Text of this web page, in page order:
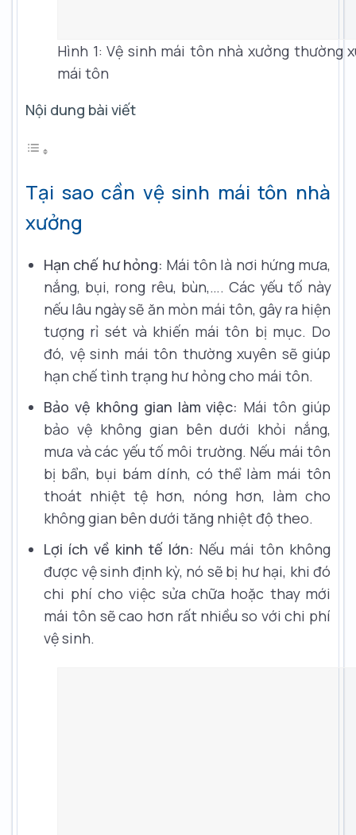
Hình 1: Vệ sinh mái tôn nhà xưởng
mái tôn
Nội dung bài viết
Tại sao cần vệ sinh mái tôn nhà
xưởng
Hạn chế hư hỏng: Mái tôn là nơi hứng mưa,
nắng, bụi, rong rêu, bùn,…. Các yếu tố này
nếu lâu ngày sẽ ăn mòn mái tôn, gây ra hiện
tượng rỉ sét và khiến mái tôn bị mục. Do
đó, vệ sinh mái tôn thường xuyên sẽ giúp
hạn chế tình trạng hư hỏng cho mái tôn.
Bảo vệ không gian làm việc: Mái tôn giúp
bảo vệ không gian bên dưới khỏi nắng,
mưa và các yếu tố môi trường. Nếu mái tôn
bị bẩn, bụi bám dính, có thể làm mái tôn
thoát nhiệt tệ hơn, nóng hơn, làm cho
không gian bên dưới tăng nhiệt độ theo.
Lợi ích về kinh tế lớn: Nếu mái tôn không
được vệ sinh định kỳ, nó sẽ bị hư hại, khi đó
chi phí cho việc sửa chữa hoặc thay mới
mái tôn sẽ cao hơn rất nhiều so với chi phí
vệ sinh.